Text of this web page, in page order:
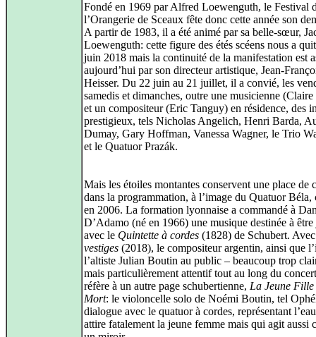
Fondé en 1969 par Alfred Loewenguth, le Festival
l’Orangerie de Sceaux fête donc cette année son
A partir de 1983, il a été animé par sa belle-sœur,
Loewenguth: cette figure des étés scéens nous a
juin 2018 mais la continuité de la manifestation est
aujourd’hui par son directeur artistique, Jean-
Heisser. Du 22 juin au 21 juillet, il a convié, les
samedis et dimanches, outre une musicienne (Claire
et un compositeur (Eric Tanguy) en résidence, des
prestigieux, tels Nicholas Angelich, Henri Barda,
Dumay, Gary Hoffman, Vanessa Wagner, le Trio
et le Quatuor Prazák.
Mais les étoiles montantes conservent une place de
dans la programmation, à l’image du Quatuor Béla,
en 2006. La formation lyonnaise a commandé à
D’Adamo (né en 1966) une musique destinée à être
avec le Quintette à cordes (1828) de Schubert.
vestiges (2018), le compositeur argentin, ainsi que
l’altiste Julian Boutin au public – beaucoup trop
mais particulièrement attentif tout au long du
réfère à un autre page schubertienne, La Jeune Fille
Mort: le violoncelle solo de Noémi Boutin, tel
dialogue avec le quatuor à cordes, représentant
attire fatalement la jeune femme mais qui agit aussi